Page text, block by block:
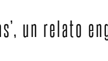
un relato